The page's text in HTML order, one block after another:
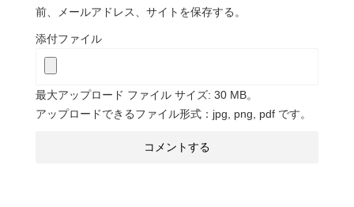
前、メールアドレス、サイトを保存する。
添付ファイル
最大アップロード ファイル サイズ: 30 MB。
アップロードできるファイル形式：jpg, png, pdf です。